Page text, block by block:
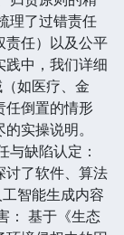
理了过错责任
责任）以及公平
践中，我们详细
如医疗、金
任倒置的情形
实操说明。
与缺陷认定：
讨了软件、算法
智能生成内容
： 基于《生态